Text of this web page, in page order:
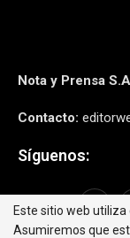
Nota y Prensa
Contacto:
Síguenos:
Este sitio web
Asumiremos que